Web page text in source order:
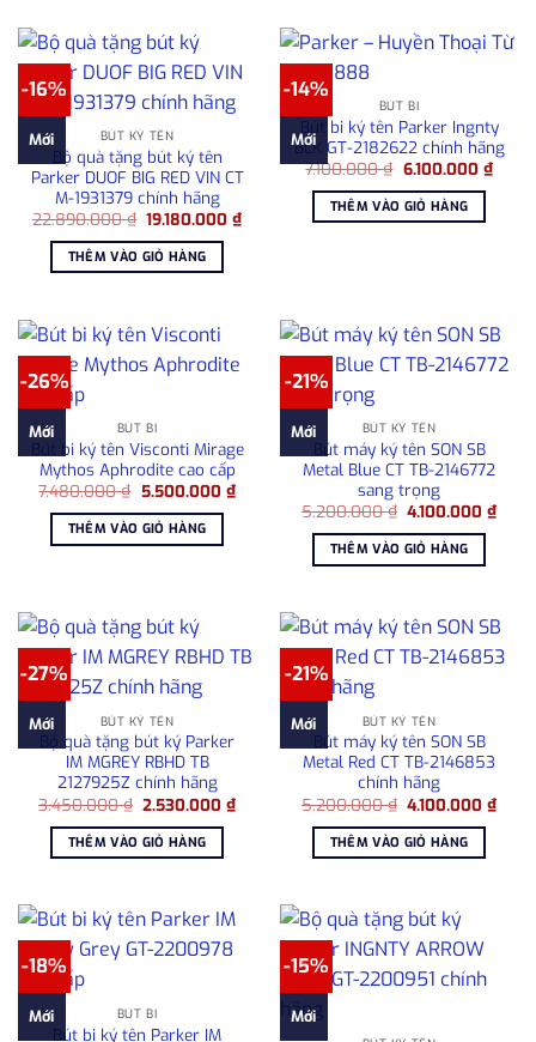
-16%
Mới BÚT KÝ TÊN
Bộ quà tặng bút ký tên
Parker DUOF BIG RED VIN CT
M-1931379 chính hãng
22.890.000₫ Giá
là:
22.890.000 ₫.
19.180.000₫Giá
hiện
THÊM VÀO GIỎ HÀNG
-14%
Mới
BÚT BI
Bút bi ký tên Parker Ingnty
BLK GT-2182622 chính hãng
7.100.000₫ Giá
là:
7.100.000 ₫.
6.100.000 ₫Giá
hiện
THÊM VÀO GIỎ HÀNG
-26%
Mới BÚT BI
Bút bi ký tên Visconti Mirage
Mythos Aphrodite cao cấp
7.480.000₫ Giá
là:
7.480.000 ₫.
5.500.000 ₫Giá
5.500.000 ₫.
THÊM VÀO GIỎ HÀNG
-21%
Mới BÚT KÝ TÊN
Bút máy ký tên SON SB
Metal Blue CT TB-2146772
sang trọng
5.200.000₫ Giá
là:
5.200.000 ₫.
4.100.000₫Giá
THÊM VÀO GIỎ HÀNG
-27%
Mới BÚT KÝ TÊN
Bộ quà tặng bút ký Parker
IM MGREY RBHD TB
2127925Z chính hãng
3.450.000₫ Giá
là:
3.450.000 ₫.
2.530.000₫Giá
hiện
2.530.000 ₫.
THÊM VÀO GIỎ HÀNG
-21%
Mới BÚT KÝ TÊN
Bút máy ký tên SON SB
Metal Red CT TB-2146853
chính hãng
5.200.000₫ Giá
là:
5.200.000 ₫.
4.100.000₫Giá
hiện
THÊM VÀO GIỎ HÀNG
-18%
Mới BÚT BI
Bút bi ký tên Parker IM
-15%
Mới